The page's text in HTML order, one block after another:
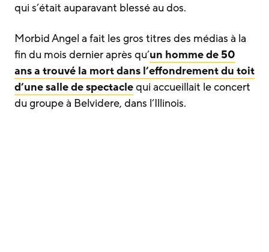
qui s’était auparavant blessé au dos.
Morbid Angel a fait les gros titres des médias à la
fin du mois dernier après qu’un homme de 50
ans a trouvé la mort dans l’effondrement du toit
d’une salle de spectaclequi accueillait le concert
du groupe à Belvidere, dans l’Illinois.